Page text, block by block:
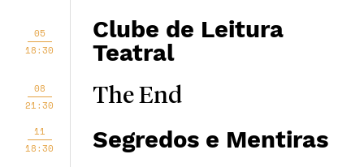
05
18:30
Clube de Leitura
Teatral
08
21:30
The End
11
18:30
Segredos e Mentiras